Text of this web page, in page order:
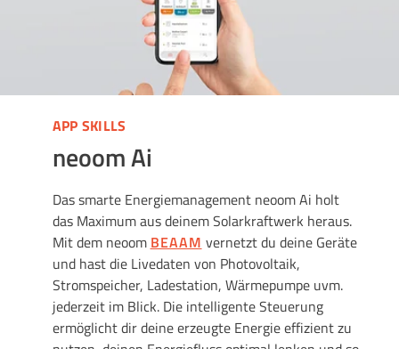
APP SKILLS
neoom Ai
Das smarte Energiemanagement neoom Ai holt
das Maximum aus deinem Solarkraftwerk heraus.
Mit demneoom BEAAM vernetzt du deine Geräte
und hast die Livedaten von Photovoltaik,
Stromspeicher, Ladestation, Wärmepumpe uvm.
jederzeit im Blick. Die intelligente Steuerung
ermöglicht dir deine erzeugte Energie effizient zu